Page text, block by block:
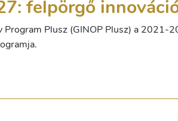
felpörgő
Program Plusz (GINOP Plusz) a 2021-